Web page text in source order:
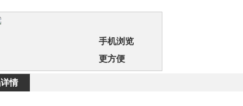
手机浏览
更方便
情